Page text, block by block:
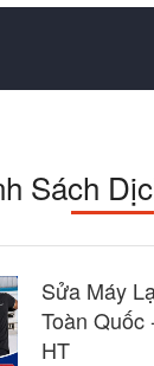
Sách
Sửa Máy
Toàn
HT